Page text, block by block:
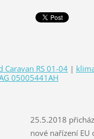
Caravan RS 01-04 |
05005441AH
25.5.2018
nové nařízení EU